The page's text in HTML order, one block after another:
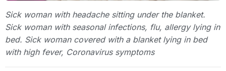
Sick woman with headache sitting under the blanket.
Sick woman with seasonal infections, flu, allergy lying in
bed. Sick woman covered with a blanket lying in bed
with high fever, Coronavirus symptoms